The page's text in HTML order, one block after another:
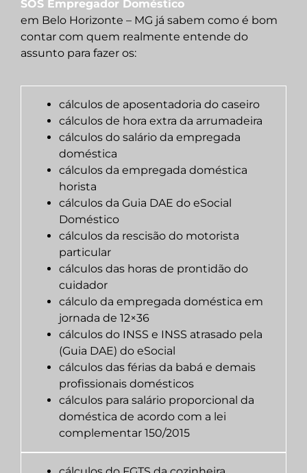
SOS Empregador Doméstico
em Belo Horizonte – MG já sabem como é bom
contar com quem realmente entende do
assunto para fazer os:
cálculos de aposentadoria do caseiro
cálculos de hora extra da arrumadeira
cálculos do salário da empregada
doméstica
cálculos da empregada doméstica
horista
cálculos da Guia DAE do eSocial
Doméstico
cálculos da rescisão do motorista
particular
cálculos das horas de prontidão do
cuidador
cálculo da empregada doméstica em
jornada de 12×36
cálculos do INSS e INSS atrasado pela
(Guia DAE) do eSocial
cálculos das férias da babá e demais
profissionais domésticos
cálculos para salário proporcional da
doméstica de acordo com a lei
complementar 150/2015